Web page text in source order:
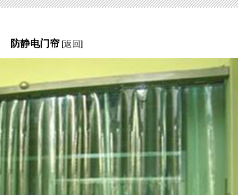
防静电门帘 [返回]